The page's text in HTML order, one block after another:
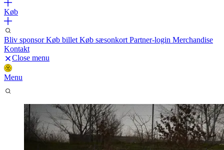
Køb
Bliv sponsorKøb billet Køb sæsonkort Partner-login Merchandise
Kontakt
Close menu
Menu